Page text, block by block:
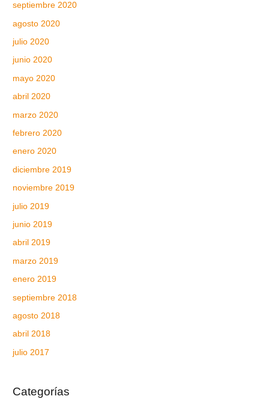
septiembre 2020
agosto 2020
julio 2020
junio 2020
mayo 2020
abril 2020
marzo 2020
febrero 2020
enero 2020
diciembre 2019
noviembre 2019
julio 2019
junio 2019
abril 2019
marzo 2019
enero 2019
septiembre 2018
agosto 2018
abril 2018
julio 2017
Categorías